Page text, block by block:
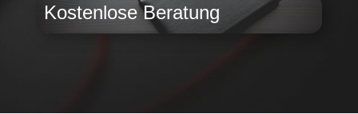
Kostenlose Beratung